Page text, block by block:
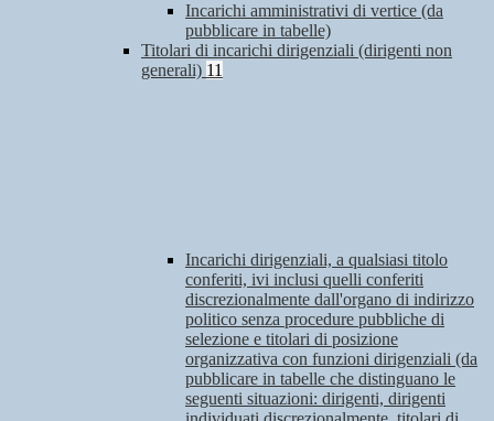
Incarichi amministrativi di vertice (da
pubblicare in tabelle)
Titolari di incarichi dirigenziali (dirigenti non
generali) 11
Incarichi dirigenziali, a qualsiasi titolo
conferiti, ivi inclusi quelli conferiti
discrezionalmente dall'organo di indirizzo
politico senza procedure pubbliche di
selezione e titolari di posizione
organizzativa con funzioni dirigenziali (da
pubblicare in tabelle che distinguano le
seguenti situazioni: dirigenti, dirigenti